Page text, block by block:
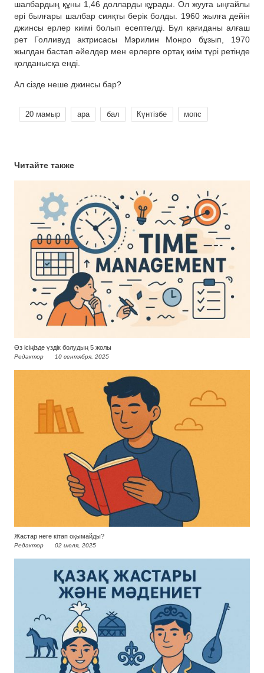
шалбардың құны 1,46 долларды құрады. Ол жууға ыңғайлы
әрі былғары шалбар сияқты берік болды. 1960 жылға дейін
джинсы ерлер киімі болып есептелді. Бұл қағиданы алғаш
рет Голливуд актрисасы Мэрилин Монро бұзып, 1970
жылдан бастап әйелдер мен ерлерге ортақ киім түрі ретінде
қолданысқа енді.
Ал сізде неше джинсы бар?
20 мамыр ара бал Күнтізбе мопс
Читайте также
Өз ісіңізде үздік болудың 5 жолы
Редактор 10 сентября, 2025
Жастар неге кітап оқымайды?
Редактор 02 июля, 2025